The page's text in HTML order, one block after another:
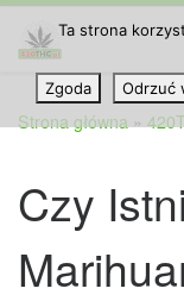
Przejdź do treści
Strona główna »
Czy
Ta strona
Zgoda
Odrzuć